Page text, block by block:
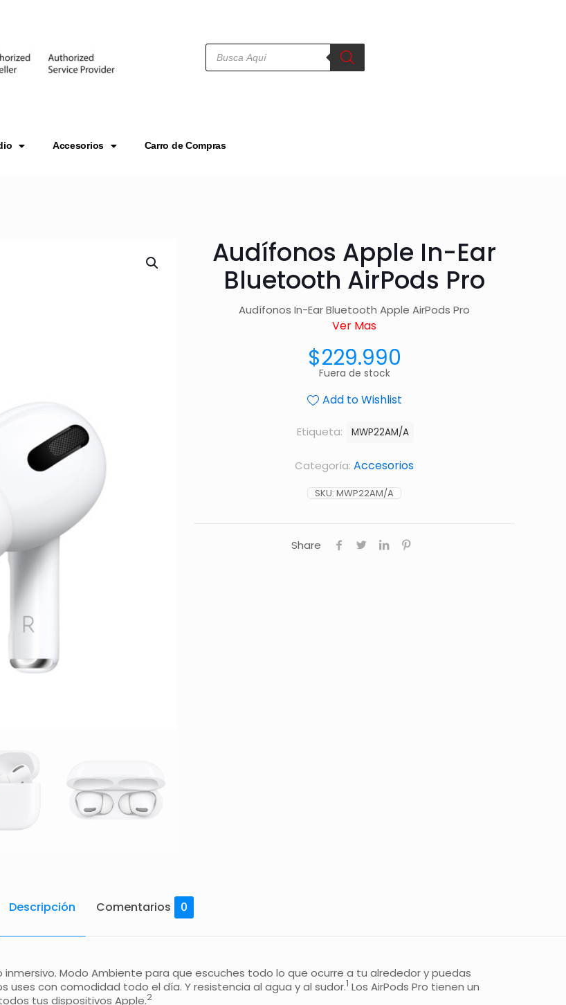
Accesorios Carro de Compras
Audífonos Apple In-Ear
Bluetooth AirPods Pro
Audífonos In-Ear Bluetooth Apple AirPods Pro
Ver Mas
$229.990
Fuera de stock
Add to Wishlist
SKU: MWP22AM/A
Categoría: Accesorios
Etiqueta: MWP22AM/A
Share
Descripción Comentarios 0
Modo Ambiente para que escuches todo lo que ocurre a tu alrededor y puedas
con comodidad todo el día. Y resistencia al agua y al sudor.1 Los AirPods Pro tienen un
tus dispositivos Apple.2